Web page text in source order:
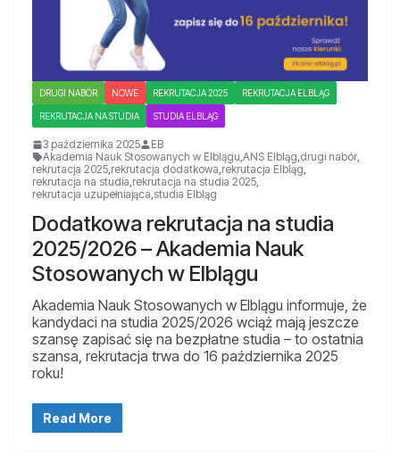
DRUGI NABÓR NOWE REKRUTACJA 2025 REKRUTACJA ELBLĄG
REKRUTACJA NA STUDIA STUDIA ELBLĄG
3 października 2025
EB
Akademia Nauk Stosowanych w Elblągu ANS Elbląg drugi nabór,
rekrutacja 2025 rekrutacja dodatkowa rekrutacja Elbląg
rekrutacja na studia rekrutacja na studia 2025
rekrutacja uzupełniająca studia Elbląg
Dodatkowa rekrutacja na studia
2025/2026 – Akademia Nauk
Stosowanych w Elblągu
Akademia Nauk Stosowanych w Elblągu informuje, że
kandydaci na studia 2025/2026 wciąż mają jeszcze
szansę zapisać się na bezpłatne studia – to ostatnia
szansa, rekrutacja trwa do 16 października 2025
roku!
Read More